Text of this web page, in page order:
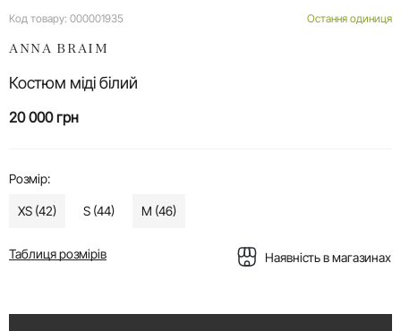
Код товару: 000001935 Остання одиниця
ANNA BRAIM
Костюм міді білий
20 000 грн
Розмір:
XS (42) S (44) M (46)
Таблиця розмірів Наявність в магазинах